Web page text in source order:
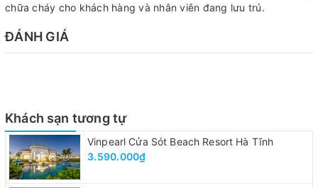
chữa cháy cho khách hàng và nhân viên đang lưu trú.
ĐÁNH GIÁ
Khách sạn tương tự
Vinpearl Cửa Sót Beach Resort Hà Tĩnh
3.590.000₫